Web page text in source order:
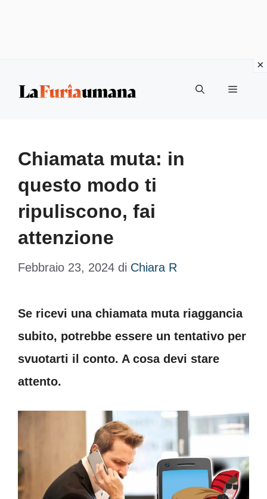
Menu
Chiamata muta: in
questo modo ti
ripuliscono, fai
attenzione
Febbraio 23, 2024 di Chiara R
Se ricevi una chiamata muta riaggancia
subito, potrebbe essere un tentativo per
svuotarti il conto. A cosa devi stare
attento.